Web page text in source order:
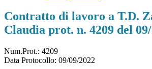
Contratto di lavoro a T.D.
Claudia prot. n. 4209 del
Num.Prot.: 4209
Data Protocollo: 09/09/2022